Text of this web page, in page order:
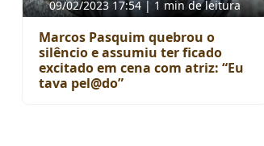
09/02/2023 17:54 | 1 min de leitura
Marcos Pasquim quebrou o
silêncio e assumiu ter ficado
excitado em cena com atriz: “Eu
tava pel@do”